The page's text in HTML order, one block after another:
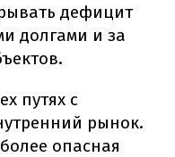
дефицит
долгами и за
путях с
рынок.
опасная